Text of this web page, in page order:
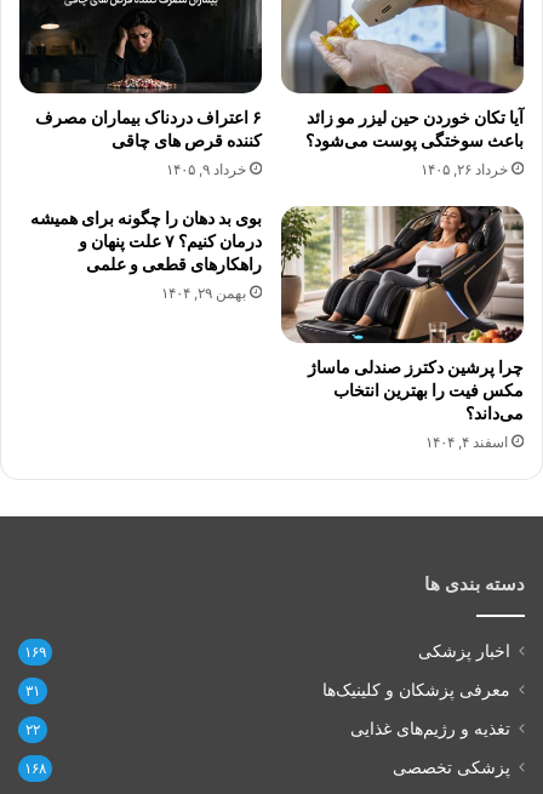
آیا تکان خوردن حین لیزر مو زائد
باعث سوختگی پوست می‌شود؟
خرداد ۲۶, ۱۴۰۵
۶ اعتراف دردناک بیماران مصرف
کننده قرص های چاقی
خرداد ۹, ۱۴۰۵
چرا پرشین دکترز صندلی ماساژ
مکس فیت را بهترین انتخاب
می‌داند؟
اسفند ۴, ۱۴۰۴
بوی بد دهان را چگونه برای همیشه
درمان کنیم؟ ۷ علت پنهان و
راهکارهای قطعی و علمی
بهمن ۲۹, ۱۴۰۴
دسته بندی ها
اخبار پزشکی ۱۶۹
معرفی پزشکان و کلینیک‌ها ۳۱
تغذیه و رژیم‌های غذایی ۲۲
پزشکی تخصصی ۱۶۸